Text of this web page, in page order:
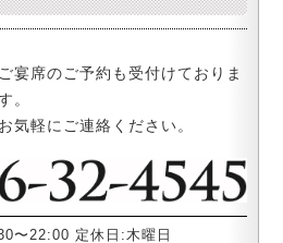
ご宴席のご予約も受付けておりま
。
お気軽にご連絡ください。
〜22:00 定休日:木曜日